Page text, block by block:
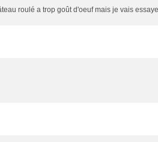
roulé a trop goût d'oeuf mais je vais